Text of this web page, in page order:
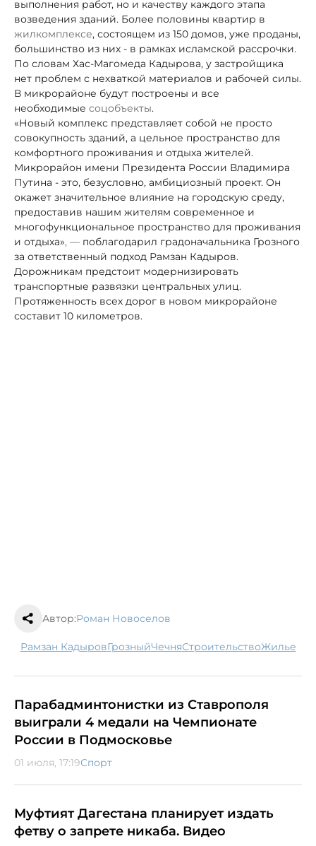
выполнения работ, но и качеству каждого этапа
возведения зданий. Более половины квартир в
жилкомплексе, состоящем из 150 домов, уже проданы,
большинство из них - в рамках исламской рассрочки.
По словам Хас-Магомеда Кадырова, у застройщика
нет проблем с нехваткой материалов и рабочей силы.
В микрорайоне будут построены и все
необходимые соцобъекты.
«Новый комплекс представляет собой не просто
совокупность зданий, а цельное пространство для
комфортного проживания и отдыха жителей.
Микрорайон имени Президента России Владимира
Путина - это, безусловно, амбициозный проект. Он
окажет значительное влияние на городскую среду,
предоставив нашим жителям современное и
многофункциональное пространство для проживания
и отдыха», — поблагодарил градоначальника Грозного
за ответственный подход Рамзан Кадыров.
Дорожникам предстоит модернизировать
транспортные развязки центральных улиц.
Протяженность всех дорог в новом микрорайоне
составит 10 километров.
Автор:Роман Новоселов
Рамзан Кадыров Грозный Чечня строительство жилье
Парабадминтонистки из Ставрополя
выиграли 4 медали на Чемпионате
России в Подмосковье
01 июля, 17:19Спорт
Муфтият Дагестана планирует издать
фетву о запрете никаба. Видео